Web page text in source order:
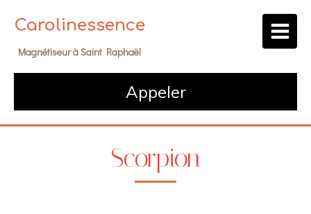
Carolinessence
Magnétiseur à Saint Raphaël
Appeler
Scorpion